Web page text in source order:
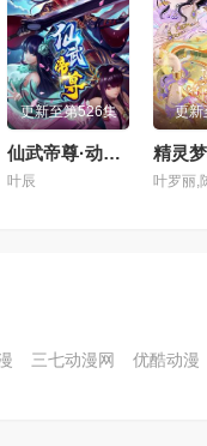
更新至第526集
仙武帝尊·动态漫画
叶辰
更新
三七动漫网 优酷动漫